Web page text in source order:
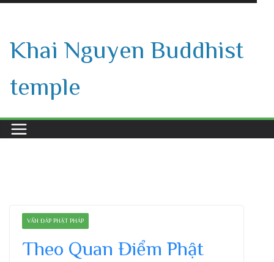
content
Khai Nguyen Buddhist
temple
VẤN ĐÁP PHẬT PHÁP
Theo Quan Điểm Phật